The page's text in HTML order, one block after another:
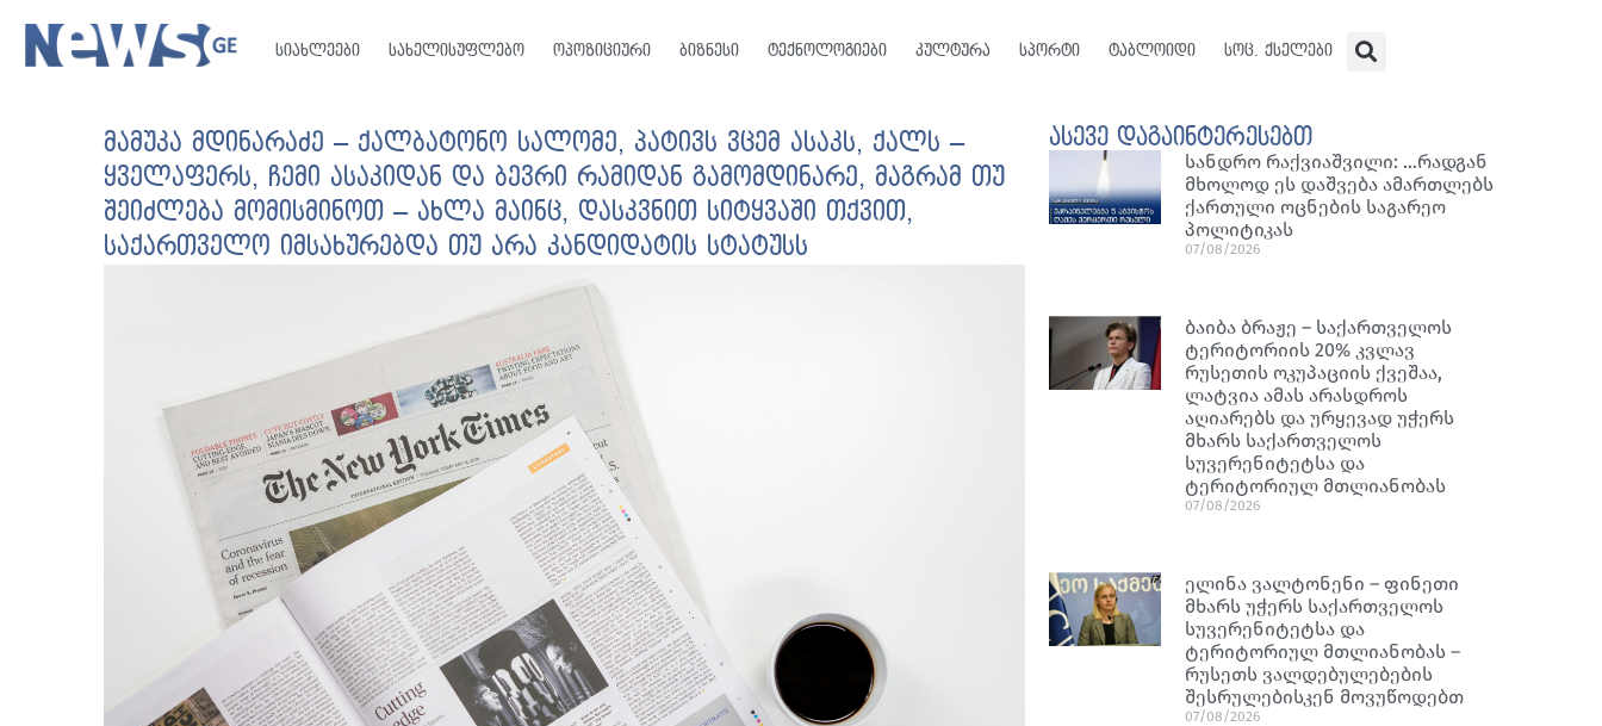
სიახლეები სახელისუფლებო ოპოზიციური ბიზნესი ტექნოლოგიები კულტურა სპორტი ტაბლოიდი სოც. ქსელები
მამუკა მდინარაძე – ქალბატონო სალომე, პატივს ვცემ ასაკს, ქალს –
ყველაფერს, ჩემი ასაკიდან და ბევრი რამიდან გამომდინარე, მაგრამ თუ
შეიძლება მომისმინოთ – ახლა მაინც, დასკვნით სიტყვაში თქვით,
საქართველო იმსახურებდა თუ არა კანდიდატის სტატუსს
ასევე დაგაინტერესებთ
სანდრო რაქვიაშვილი: …რადგან
მხოლოდ ეს დაშვება ამართლებს
ქართული ოცნების საგარეო
პოლიტიკას
07/08/2026
ბაიბა ბრაჟე – საქართველოს
ტერიტორიის 20% კვლავ
რუსეთის ოკუპაციის ქვეშაა,
ლატვია ამას არასდროს
აღიარებს და ურყევად უჭერს
მხარს საქართველოს
სუვერენიტეტსა და
ტერიტორიულ მთლიანობას
07/08/2026
ელინა ვალტონენი – ფინეთი
მხარს უჭერს საქართველოს
სუვერენიტეტსა და
ტერიტორიულ მთლიანობას –
რუსეთს ვალდებულებების
შესრულებისკენ მოვუწოდებთ
07/08/2026